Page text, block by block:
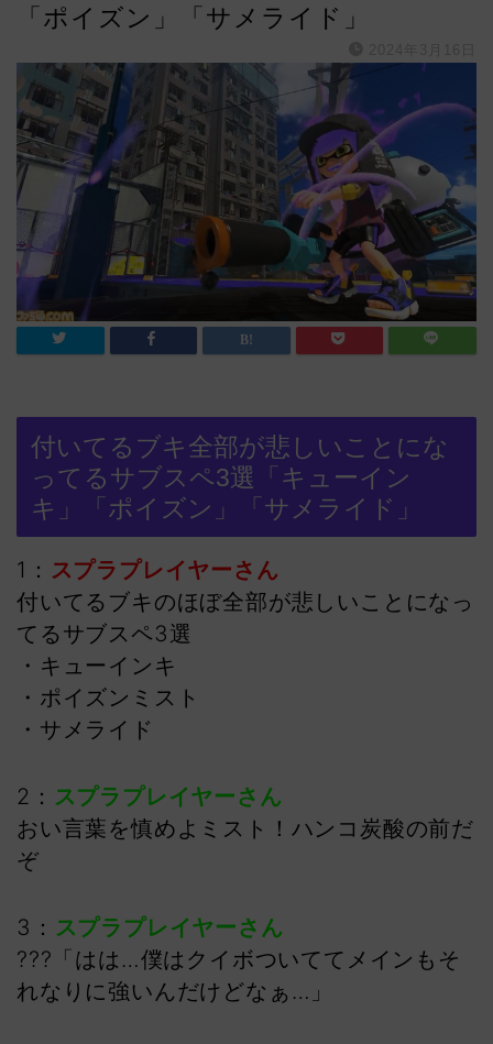
「ポイズン」「サメライド」
付いてるブキ全部が悲しいことにな
ってるサブスペ3選「キューイン
キ」「ポイズン」「サメライド」
1： スプラプレイヤーさん
付いてるブキのほぼ全部が悲しいことになっ
てるサブスペ3選
・キューインキ
・ポイズンミスト
・サメライド
2： スプラプレイヤーさん
おい言葉を慎めよミスト！ハンコ炭酸の前だ
ぞ
3： スプラプレイヤーさん
???「はは…僕はクイボついててメインもそ
れなりに強いんだけどなぁ…」